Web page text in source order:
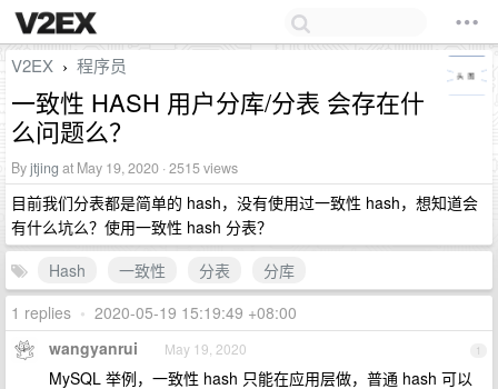
V2EX › 程序员
一致性 HASH 用户分库/分表 会存在什
么问题么？
Byjtjing at May 19, 2020 · 2515 views
目前我们分表都是简单的 hash，没有使用过一致性 hash，想知道会
有什么坑么？使用一致性 hash 分表？
Hash
一致性 分表
分库
1 replies • 2020-05-19 15:19:49 +08:00
1
wangyanrui May 19, 2020
MySQL 举例，一致性 hash 只能在应用层做，普通 hash 可以